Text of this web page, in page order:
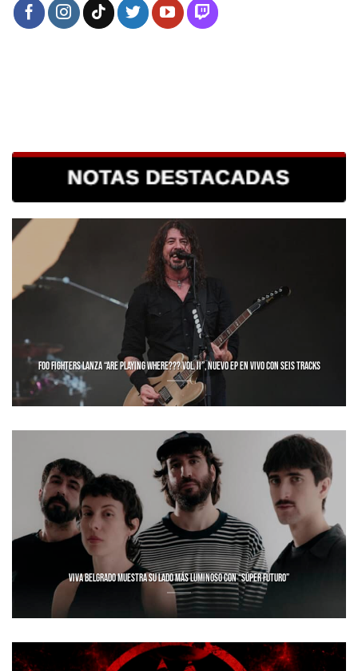
FOO FIGHTERS LANZA “ARE PLAYING WHERE??? VOL. II”, NUEVO EP EN VIVO CON SEIS TRACKS
VIVA BELGRADO MUESTRA SU LADO MÁS LUMINOSO CON “SÚPER FUTURO”